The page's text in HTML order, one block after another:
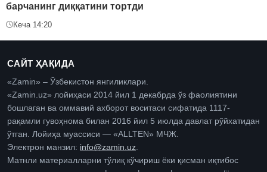
барчанинг диққатини тортди
Кеча 14:20
САЙТ ҲАҚИДА
«Zamin» – Ўзбекистон янгиликлари.
«Zamin.uz» лойиҳаси 2014 йил 1 декабрда ўз фаолиятини
бошлаган ва оммавий ахборот воситаси сифатида 1117-
рақамли гувоҳнома билан 2016 йил 5 июлда давлат рўйхатидан
ўтган. Лойиҳа муассиси — «ALLTEN» МЧЖ.
Электрон манзил: info@zamin.uz
Матнли материалларни тўлиқ кўчириш ёки қисман иқтибос